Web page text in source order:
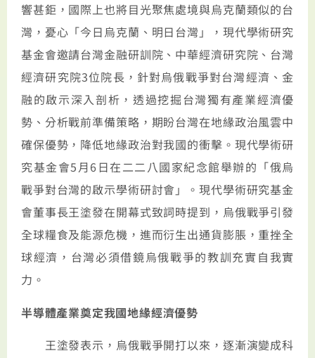
響甚鉅，國際上也將目光聚焦處境與烏克蘭類似的台
灣，憂心「今日烏克蘭、明日台灣」，現代學術研究
基金會邀請台灣金融研訓院、中華經濟研究院、台灣
經濟研究院3位院長，針對烏俄戰爭對台灣經濟、金
融的啟示深入剖析，透過挖掘台灣獨有產業經濟優
勢、分析戰前準備策略，期盼台灣在地緣政治風雲中
確保優勢，降低地緣政治對我國的衝擊。現代學術研
究基金會5月6日在二二八國家紀念館舉辦的「俄烏
戰爭對台灣的啟示學術研討會」。現代學術研究基金
會董事長王塗發在開幕式致詞時提到，烏俄戰爭引發
全球糧食及能源危機，進而衍生出通貨膨脹，重挫全
球經濟，台灣必須借鏡烏俄戰爭的教訓充實自我實
力。
半導體產業奠定我國地緣經濟優勢
王塗發表示，烏俄戰爭開打以來，逐漸演變成科